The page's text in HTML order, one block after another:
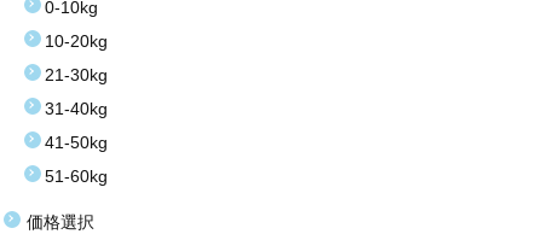
0-10kg
10-20kg
21-30kg
31-40kg
41-50kg
51-60kg
価格選択